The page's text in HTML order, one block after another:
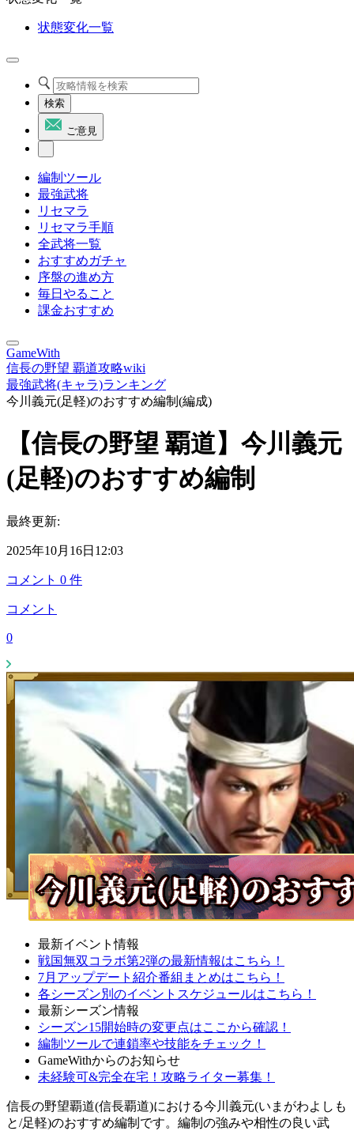
状態変化一覧
検索
ご意見
編制ツール
最強武将
リセマラ
リセマラ手順
全武将一覧
おすすめガチャ
序盤の進め方
毎日やること
課金おすすめ
GameWith
信長の野望 覇道攻略wiki
最強武将(キャラ)ランキング
今川義元(足軽)のおすすめ編制(編成)
【信長の野望 覇道】今川義元
(足軽)のおすすめ編制
最終更新:
2025年10月16日12:03
コメント 0 件
コメント
0
最新イベント情報
戦国無双コラボ第2弾の最新情報はこちら！
7月アップデート紹介番組まとめはこちら！
各シーズン別のイベントスケジュールはこちら！
最新シーズン情報
シーズン15開始時の変更点はここから確認！
編制ツールで連鎖率や技能をチェック！
GameWithからのお知らせ
未経験可&完全在宅！攻略ライター募集！
信長の野望覇道(信長覇道)における今川義元(いまがわよしも
と/足軽)のおすすめ編制です。編制の強みや相性の良い武